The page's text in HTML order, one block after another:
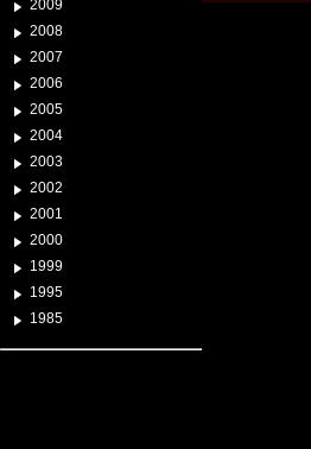
2009
2008
2007
2006
2005
2004
2003
2002
2001
2000
1999
1995
1985